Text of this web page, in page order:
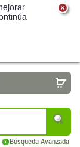
Búsqueda Avanzada